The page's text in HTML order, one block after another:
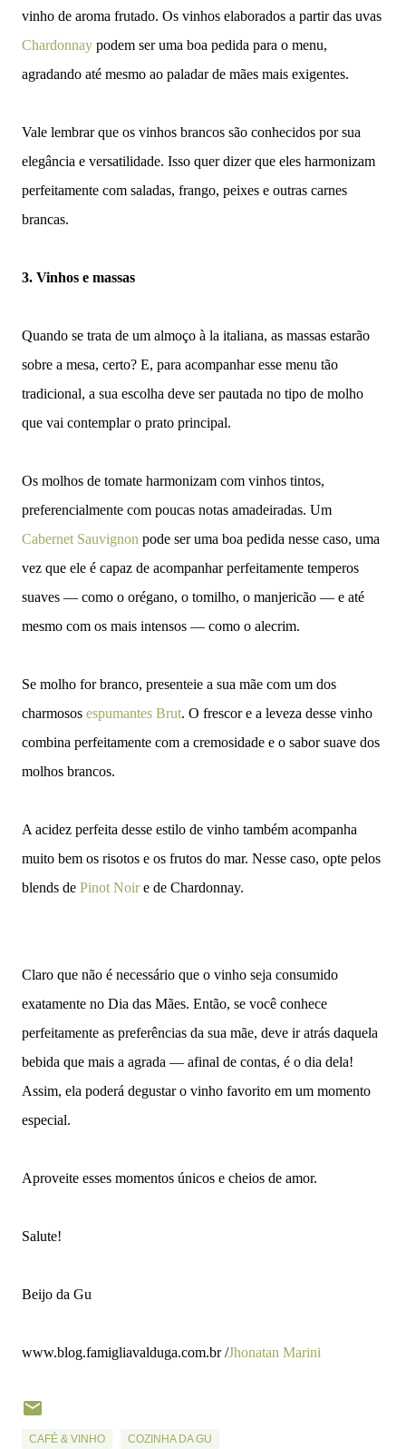
vinho de aroma frutado. Os vinhos elaborados a partir das uvas
Chardonnay podem ser uma boa pedida para o menu,
agradando até mesmo ao paladar de mães mais exigentes.
Vale lembrar que os vinhos brancos são conhecidos por sua
elegância e versatilidade. Isso quer dizer que eles harmonizam
perfeitamente com saladas, frango, peixes e outras carnes
brancas.
3. Vinhos e massas
Quando se trata de um almoço à la italiana, as massas estarão
sobre a mesa, certo? E, para acompanhar esse menu tão
tradicional, a sua escolha deve ser pautada no tipo de molho
que vai contemplar o prato principal.
Os molhos de tomate harmonizam com vinhos tintos,
preferencialmente com poucas notas amadeiradas. Um
Cabernet Sauvignon pode ser uma boa pedida nesse caso, uma
vez que ele é capaz de acompanhar perfeitamente temperos
suaves — como o orégano, o tomilho, o manjericão — e até
mesmo com os mais intensos — como o alecrim.
Se molho for branco, presenteie a sua mãe com um dos
charmosos espumantes Brut. O frescor e a leveza desse vinho
combina perfeitamente com a cremosidade e o sabor suave dos
molhos brancos.
A acidez perfeita desse estilo de vinho também acompanha
muito bem os risotos e os frutos do mar. Nesse caso, opte pelos
blends de Pinot Noire de Chardonnay.
Claro que não é necessário que o vinho seja consumido
exatamente no Dia das Mães. Então, se você conhece
perfeitamente as preferências da sua mãe, deve ir atrás daquela
bebida que mais a agrada — afinal de contas, é o dia dela!
Assim, ela poderá degustar o vinho favorito em um momento
especial.
Aproveite esses momentos únicos e cheios de amor.
Salute!
Beijo da Gu
www.blog.famigliavalduga.com.br /Jhonatan Marini
CAFÉ & VINHO COZINHA DA GU